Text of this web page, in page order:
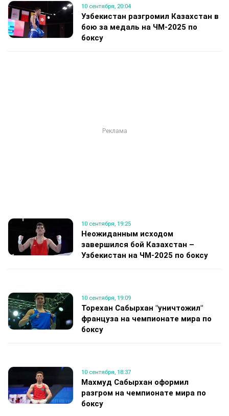
10 сентября, 20:04
Узбекистан разгромил Казахстан в
бою за медаль на ЧМ-2025 по
боксу
10 сентября, 19:25
Неожиданным исходом
завершился бой Казахстан –
Узбекистан на ЧМ-2025 по боксу
10 сентября, 19:09
Торехан Сабырхан "уничтожил"
француза на чемпионате мира по
боксу
10 сентября, 18:37
Махмуд Сабырхан оформил
разгром на чемпионате мира по
боксу